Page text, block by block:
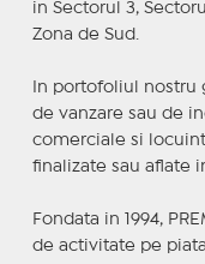
in Sectorul 3,
Zona de Sud.
In portofoliul nostru
de vanzare sau de
comerciale si
finalizate sau aflate
Fondata in 1994,
de activitate pe